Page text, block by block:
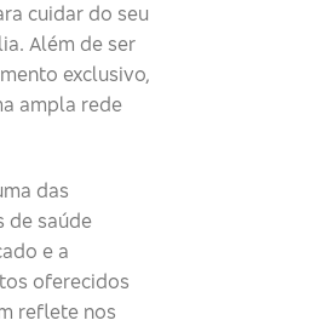
cuidar do seu
Além de ser
exclusivo,
ampla rede
das
de saúde
e a
oferecidos
reflete nos